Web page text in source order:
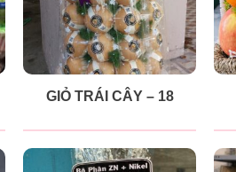
GIỎ TRÁI CÂY – 18